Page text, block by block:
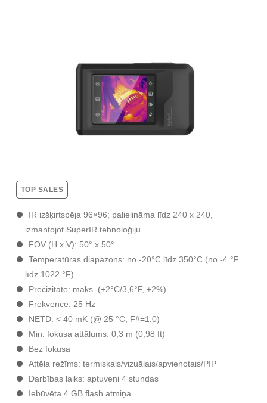
TOP SALES
IR izšķirtspēja 96×96; palielināma līdz 240 x 240,
izmantojot SuperIR tehnoloģiju.
FOV (H x V): 50° х 50°
Temperatūras diapazons: no -20°С līdz 350°С (no -4 °F
līdz 1022 °F)
Precizitāte: maks. (±2°C/3,6°F, ±2%)
Frekvence: 25 Hz
NETD: < 40 mK (@ 25 °C, F#=1,0)
Min. fokusa attālums: 0,3 m (0,98 ft)
Bez fokusa
Attēla režīms: termiskais/vizuālais/apvienotais/PIP
Darbības laiks: aptuveni 4 stundas
Iebūvēta 4 GB flash atmiņa